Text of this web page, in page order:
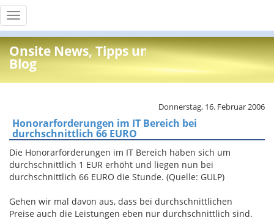
Toggle
navigation
Onsite News, Tipps und Info
Blog
Donnerstag, 16. Februar 2006
Honorarforderungen im IT Bereich bei
durchschnittlich 66 EURO
Die Honorarforderungen im IT Bereich haben sich um
durchschnittlich 1 EUR erhöht und liegen nun bei
durchschnittlich 66 EURO die Stunde. (Quelle: GULP)
Gehen wir mal davon aus, dass bei durchschnittlichen
Preise auch die Leistungen eben nur durchschnittlich sind.